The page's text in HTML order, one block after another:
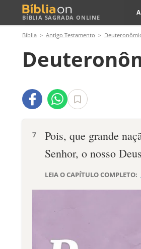
BÍBLIA SAGRADA ONLINE
Bíblia Antigo Testamento
7
Pois, que grande
Senhor, o nosso
LEIA O CAPÍTULO COMPLETO: